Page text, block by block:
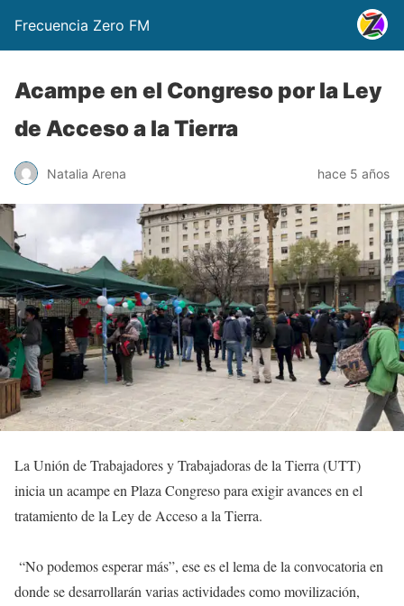
Frecuencia Zero FM
Acampe en el Congreso por la Ley
de Acceso a la Tierra
Natalia Arena hace 5 años
La Unión de Trabajadores y Trabajadoras de la Tierra (UTT)
inicia un acampe en Plaza Congreso para exigir avances en el
tratamiento de la Ley de Acceso a la Tierra.
“No podemos esperar más”, ese es el lema de la convocatoria en
donde se desarrollarán varias actividades como movilización,